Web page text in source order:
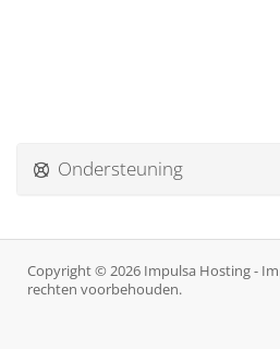
Ondersteuning
Copyright © 2026 Impulsa Hosting -
rechten voorbehouden.